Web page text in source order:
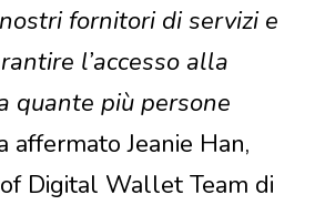
fornitori di servizi e
l’accesso alla
quante più persone
affermato Jeanie Han,
Digital Wallet Team di